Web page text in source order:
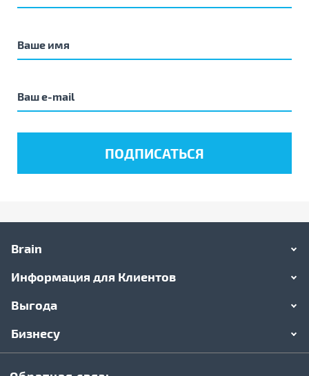
Brain
Информация для Клиентов
Выгода
Бизнесу